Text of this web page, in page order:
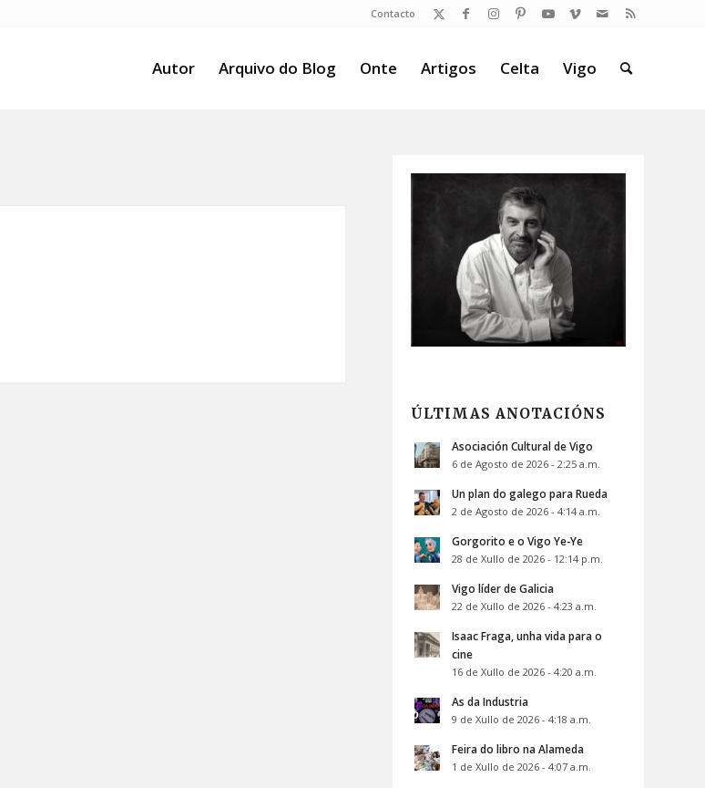
Contacto
Autor Arquivo do Blog Onte Artigos Celta Vigo
ÚLTIMAS ANOTACIÓNS
Asociación Cultural de Vigo
6 de Agosto de 2026 - 2:25 a.m.
Un plan do galego para Rueda
2 de Agosto de 2026 - 4:14 a.m.
Gorgorito e o Vigo Ye-Ye
28 de Xullo de 2026 - 12:14 p.m.
Vigo líder de Galicia
22 de Xullo de 2026 - 4:23 a.m.
Isaac Fraga, unha vida para o
cine
16 de Xullo de 2026 - 4:20 a.m.
As da Industria
9 de Xullo de 2026 - 4:18 a.m.
Feira do libro na Alameda
1 de Xullo de 2026 - 4:07 a.m.